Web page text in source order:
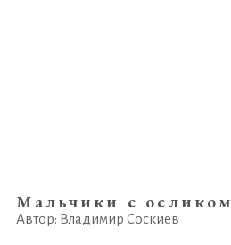
Мальчики с осликом
Автор: Владимир Соскиев